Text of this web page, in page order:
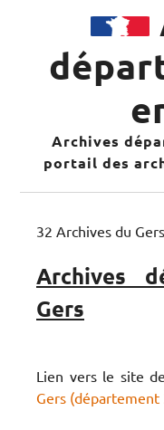
Archives
portail des
32 Archives du Gers
Archives
Gers
Lien vers le site
Gers (département